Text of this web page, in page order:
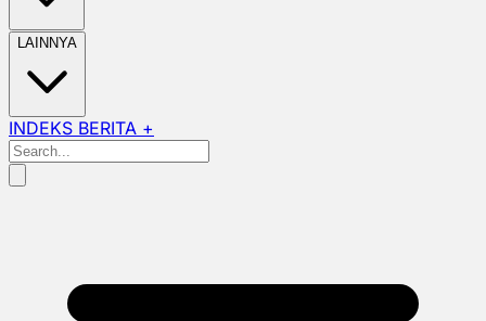
LAINNYA
INDEKS BERITA +